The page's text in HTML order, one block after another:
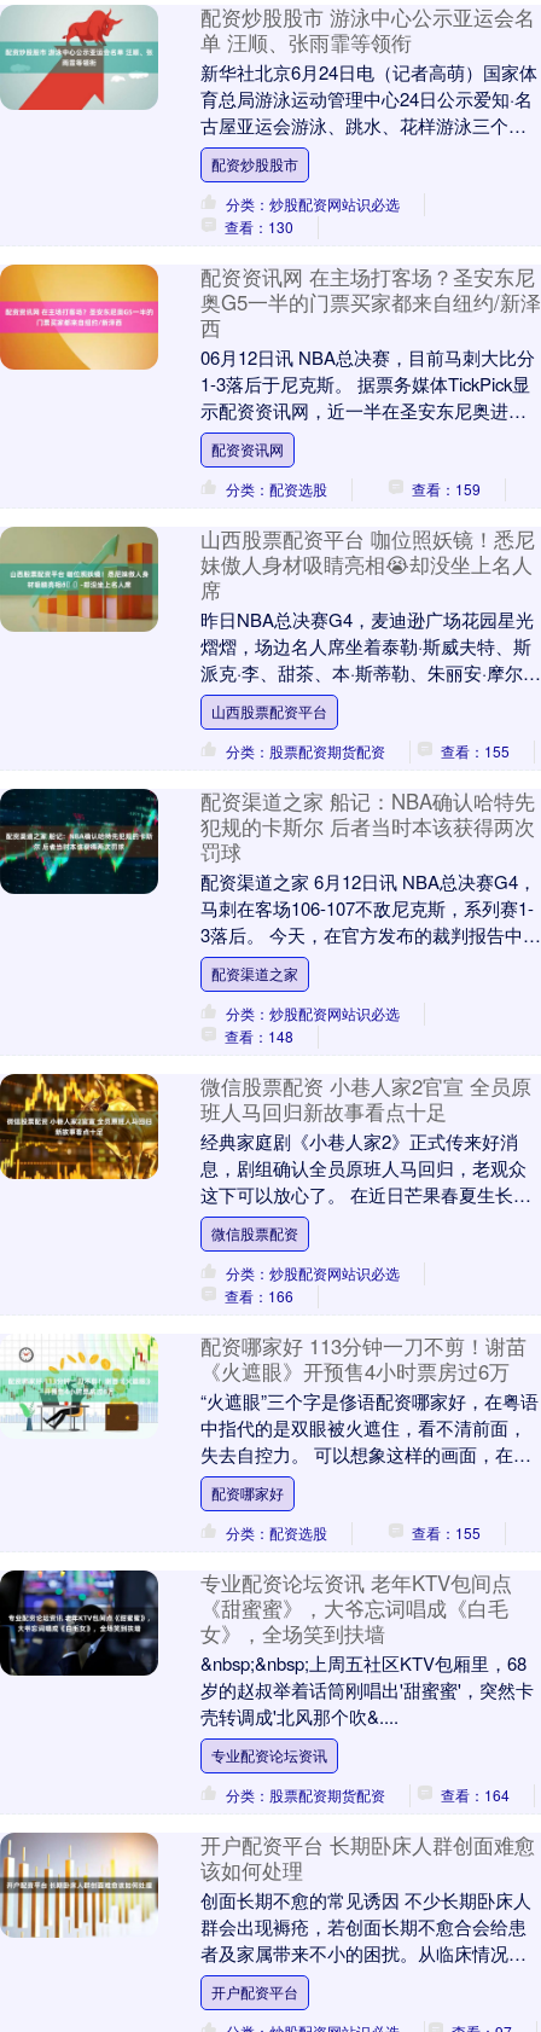
配资炒股股市 游泳中心公示亚运会名
单 汪顺、张雨霏等领衔
新华社北京6月24日电（记者高萌）国家体
育总局游泳运动管理中心24日公示爱知·名
古屋亚运会游泳、跳水、花样游泳三个项
目的中国队参赛运动员名单配资炒股股
市。 游泳....
配资炒股股市
分类：炒股配资网站识必选
查看：130
配资资讯网 在主场打客场？圣安东尼
奥G5一半的门票买家都来自纽约/新泽
西
06月12日讯 NBA总决赛，目前马刺大比分
1-3落后于尼克斯。 据票务媒体TickPick显
示配资资讯网，近一半在圣安东尼奥进行
的第五场比赛门票，买家都来自纽....
配资资讯网
分类：配资选股
查看：159
山西股票配资平台 咖位照妖镜！悉尼
妹傲人身材吸睛亮相😭却没坐上名人
席
昨日NBA总决赛G4，麦迪逊广场花园星光
熠熠，场边名人席坐着泰勒·斯威夫特、斯
派克·李、甜茶、本·斯蒂勒、朱丽安·摩尔、
特雷西·摩根、亚当·桑德勒等欧美顶流，
有....
山西股票配资平台
分类：股票配资期货配资
查看：155
配资渠道之家 船记：NBA确认哈特先
犯规的卡斯尔 后者当时本该获得两次
罚球
配资渠道之家 6月12日讯 NBA总决赛G4，
马刺在客场106-107不敌尼克斯，系列赛1-
3落后。 今天，在官方发布的裁判报告中有
一次错判，比赛剩余1分02秒....
配资渠道之家
分类：炒股配资网站识必选
查看：148
微信股票配资 小巷人家2官宣 全员原
班人马回归新故事看点十足
经典家庭剧《小巷人家2》正式传来好消
息，剧组确认全员原班人马回归，老观众
这下可以放心了。 在近日芒果春夏生长大
会上，导演张开宙公布了这一重磅消息。
闫妮、蒋欣、李....
微信股票配资
分类：炒股配资网站识必选
查看：166
配资哪家好 113分钟一刀不剪！谢苗
《火遮眼》开预售4小时票房过6万
“火遮眼”三个字是俢语配资哪家好，在粤语
中指代的是双眼被火遮住，看不清前面，
失去自控力。 可以想象这样的画面，在大
银幕上，谢苗上演一个孤身营救女儿的父
亲，面对着....
配资哪家好
分类：配资选股
查看：155
专业配资论坛资讯 老年KTV包间点
《甜蜜蜜》，大爷忘词唱成《白毛
女》，全场笑到扶墙
&nbsp;&nbsp;上周五社区KTV包厢里，68
岁的赵叔举着话筒刚唱出'甜蜜蜜'，突然卡
壳转调成'北风那个吹&....
专业配资论坛资讯
分类：股票配资期货配资
查看：164
开户配资平台 长期卧床人群创面难愈
该如何处理
创面长期不愈的常见诱因 不少长期卧床人
群会出现褥疮，若创面长期不愈合会给患
者及家属带来不小的困扰。从临床情况来
看，这类创面难愈通常和多重因素相关，
首先是局部受压....
开户配资平台